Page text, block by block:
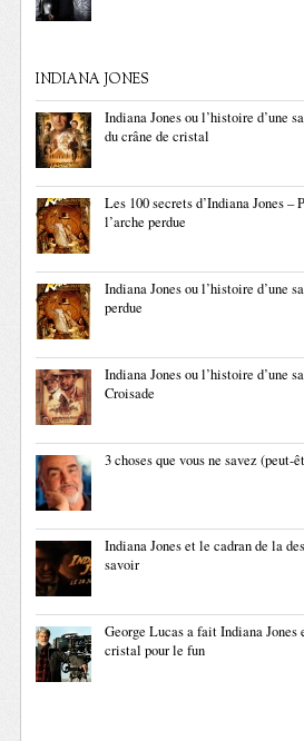
INDIANA JONES
Indiana Jones ou l’histoire d’une
du crâne de cristal
Les 100 secrets d’Indiana Jones
l’arche perdue
Indiana Jones ou l’histoire d’une
perdue
Indiana Jones ou l’histoire d’une
Croisade
3 choses que vous ne savez (peut-
Indiana Jones et le cadran de la
savoir
George Lucas a fait Indiana Jones
cristal pour le fun